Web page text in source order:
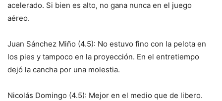
acelerado. Si bien es alto, no gana nunca en el juego
aéreo.
Juan Sánchez Miño (4.5): No estuvo fino con la pelota en
los pies y tampoco en la proyección. En el entretiempo
dejó la cancha por una molestia.
Nicolás Domingo (4.5): Mejor en el medio que de libero.